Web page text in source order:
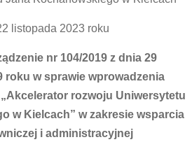
listopada 2023 roku
nr 104/2019 z dnia 29
roku w sprawie wprowadzenia
rozwoju Uniwersytetu
w Kielcach” w zakresie wsparcia
i administracyjnej